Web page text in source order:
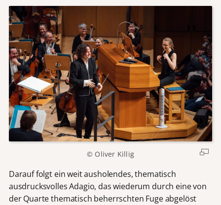
© Oliver Killig
Darauf folgt ein weit ausholendes, thematisch
ausdrucksvolles Adagio, das wiederum durch eine von
der Quarte thematisch beherrschten Fuge abgelöst